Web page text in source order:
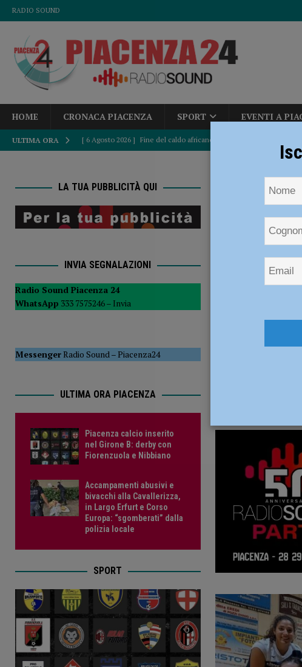
RADIO SOUND
HOME CRONACA PIACENZA SPORT EVENTI A
ULTIMA ORA [ 6 Agosto 2026 ] Fine del caldo africano, Paolo Corazzon: “Calo
[ 6 Agosto 2026 ] Accampamenti abusivi e bivacchi alla
[ 6 Agosto 2026 ] Crisi idrica, Murelli (Lega): “Le regole sul
[ 6 Agosto 2026 ] Droga sulle strade, controlli a tappeto dei
PIACENZA
[ 6 Agosto 2026 ] Scoperto durante il furto in un bar aggredisce i
[ 6 Agosto 2026 ] Piacenza calcio inserito nel Girone B: derby con
NOTIZIE
Volley,
29 Ottobre 2023
LA TUA PUBBLICITÀ QUI
INVIA SEGNALAZIONI
Radio Sound Piacenza 24
WhatsApp 333 7575246 – Invia
MessengerRadio Sound–Piacenza24
ULTIMA ORA PIACENZA
Piacenza calcio inserito
nel Girone B: derby con
Fiorenzuola e Nibbiano
Accampamenti abusivi e
bivacchi alla Cavallerizza,
in Largo Erfurt e Corso
Europa: “sgomberati” dalla
polizia locale
SPORT